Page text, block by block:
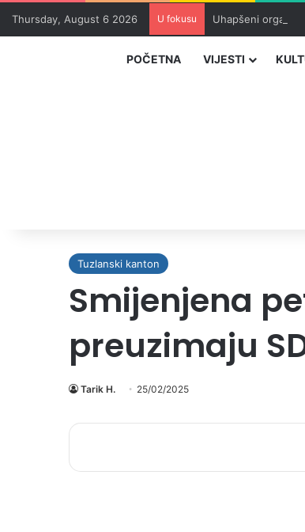
Thursday, August 6 2026 U fokusu Uhapšeni
POČETNA VIJESTI
Tuzlanski kanton
Smijenjena
preuzimaju
Tarik H. 25/02/2025